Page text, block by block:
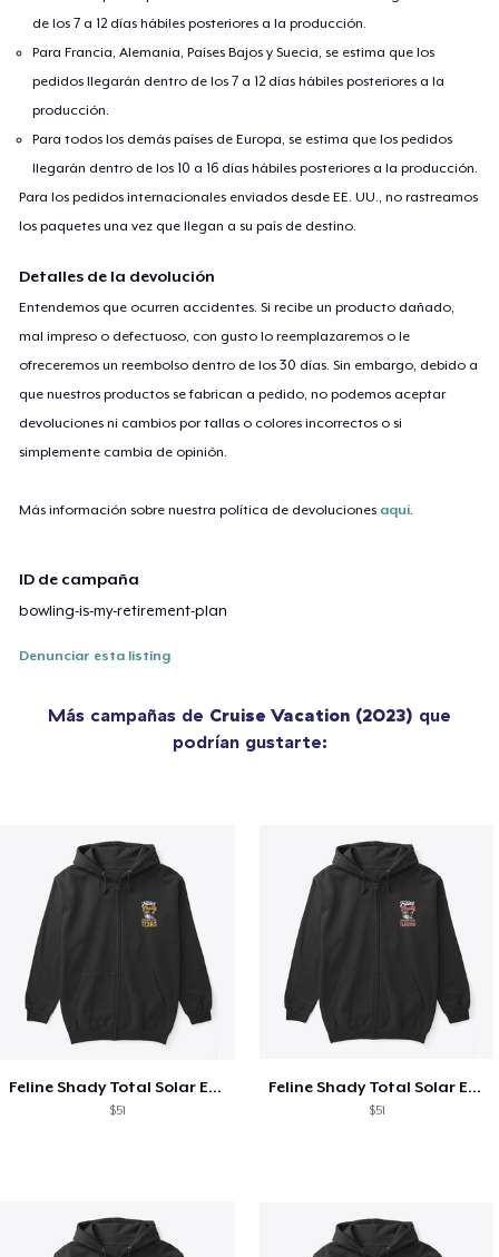
de los 7 a 12 días hábiles posteriores a la producción.
Para Francia, Alemania, Países Bajos y Suecia, se estima que los
pedidos llegarán dentro de los 7 a 12 días hábiles posteriores a la
producción.
Para todos los demás países de Europa, se estima que los pedidos
llegarán dentro de los 10 a 16 días hábiles posteriores a la producción.
Para los pedidos internacionales enviados desde EE. UU., no rastreamos
los paquetes una vez que llegan a su país de destino.
Detalles de la devolución
Entendemos que ocurren accidentes. Si recibe un producto dañado,
mal impreso o defectuoso, con gusto lo reemplazaremos o le
ofreceremos un reembolso dentro de los 30 días. Sin embargo, debido a
que nuestros productos se fabrican a pedido, no podemos aceptar
devoluciones ni cambios por tallas o colores incorrectos o si
simplemente cambia de opinión.
Más información sobre nuestra política de devoluciones aquí.
ID de campaña
bowling-is-my-retirement-plan
Denunciar esta listing
Más campañas de Cruise Vacation (2023) que
podrían gustarte:
Feline Shady Total Solar Eclipse Texas
$51
Feline Shady Total Solar Eclipse Tijuana
$51